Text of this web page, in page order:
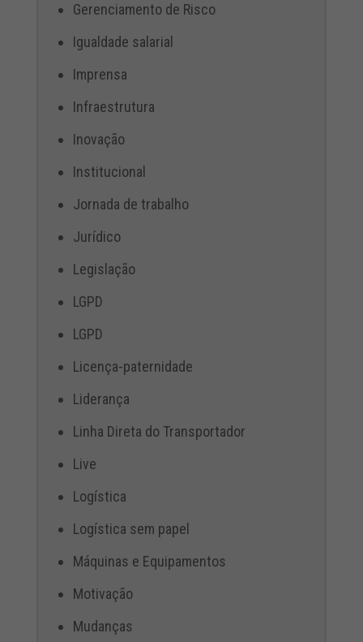
Gerenciamento de Risco
Igualdade salarial
Imprensa
Infraestrutura
Inovação
Institucional
Jornada de trabalho
Jurídico
Legislação
LGPD
LGPD
Licença-paternidade
Liderança
Linha Direta do Transportador
Live
Logística
Logística sem papel
Máquinas e Equipamentos
Motivação
Mudanças